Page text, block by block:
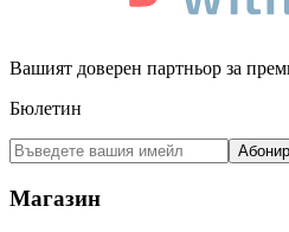
Вашият доверен партньор за
Бюлетин
Магазин